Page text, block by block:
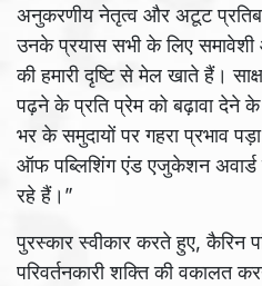
अनुकरणीय नेतृत्व और अटूट
उनके प्रयास सभी के लिए समावेशी
की हमारी दृष्टि से मेल खाते हैं।
पढ़ने के प्रति प्रेम को बढ़ावा देने
भर के समुदायों पर गहरा प्रभाव
ऑफ पब्लिशिंग एंड एजुकेशन अवार्ड
रहे हैं।”
पुरस्कार स्वीकार करते हुए, कैरिन
परिवर्तनकारी शक्ति की वकालत